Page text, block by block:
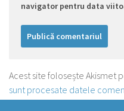
navigator pentru data
Acest site folosește Akismet
sunt procesate datele